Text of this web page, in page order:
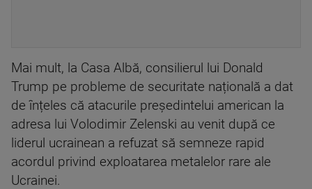
Mai mult, la Casa Albă, consilierul lui Donald
Trump pe probleme de securitate națională a dat
de înțeles că atacurile președintelui american la
adresa lui Volodimir Zelenski au venit după ce
liderul ucrainean a refuzat să semneze rapid
acordul privind exploatarea metalelor rare ale
Ucrainei.